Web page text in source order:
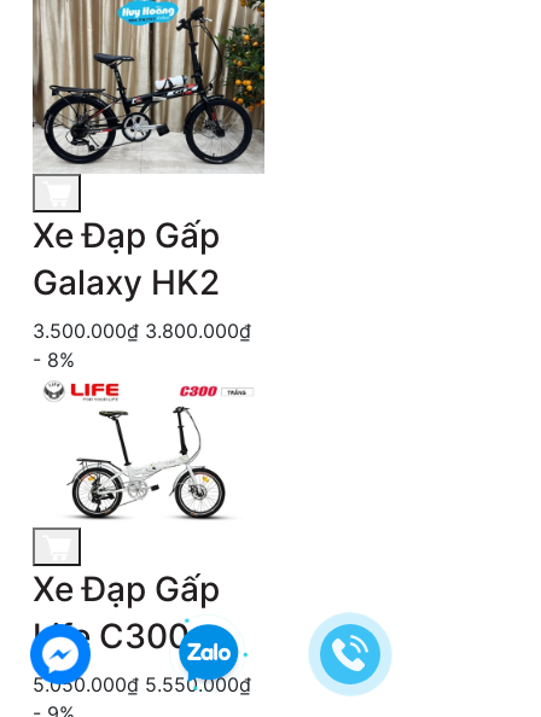
Xe Đạp Gấp
Galaxy HK2
3.500.000₫ 3.800.000₫
- 8%
Xe Đạp Gấp
Life C300
5.050.000₫ 5.550.000₫